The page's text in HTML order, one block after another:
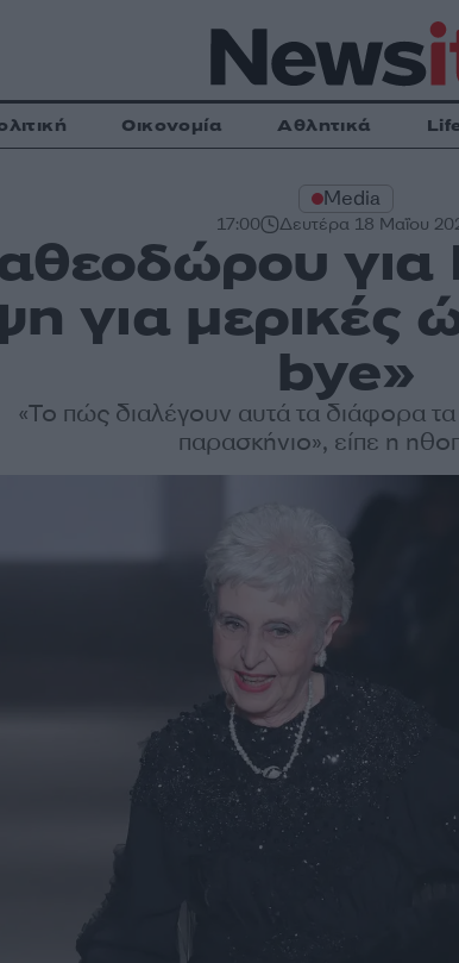
Οικονομία Αθλητικά
Media
17:00 Δευτέρα 18 Μαΐου
για
για μερικές
bye»
«Το πώς διαλέγουν αυτά τα διάφορα τα
παρασκήνιο», είπε η